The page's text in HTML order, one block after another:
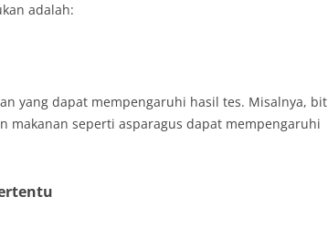
adalah:
yang dapat mempengaruhi hasil tes. Misalnya, bit
makanan seperti asparagus dapat mempengaruhi